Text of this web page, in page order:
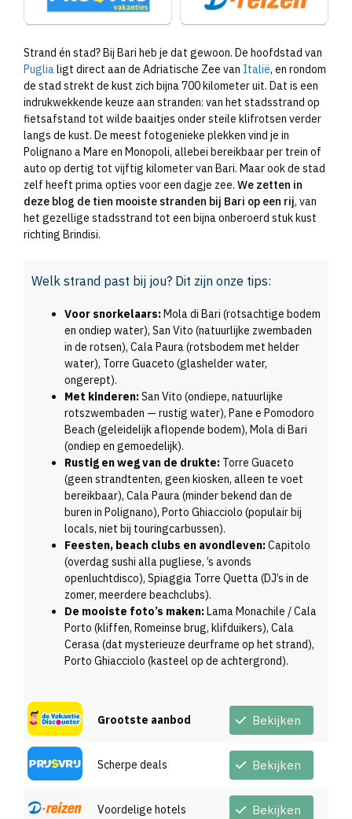
Strand én stad? Bij Bari heb je dat gewoon. De hoofdstad van
Puglialigt direct aan de Adriatische Zee van Italië, en rondom
de stad strekt de kust zich bijna 700 kilometer uit. Dat is een
indrukwekkende keuze aan stranden: van het stadsstrand op
fietsafstand tot wilde baaitjes onder steile klifrotsen verder
langs de kust. De meest fotogenieke plekken vind je in
Polignano a Mare en Monopoli, allebei bereikbaar per trein of
auto op dertig tot vijftig kilometer van Bari. Maar ook de stad
zelf heeft prima opties voor een dagje zee. We zetten in
deze blog de tien mooiste stranden bij Bari op een rij, van
het gezellige stadsstrand tot een bijna onberoerd stuk kust
richting Brindisi.
Welk strand past bij jou? Dit zijn onze tips:
Voor snorkelaars: Mola di Bari (rotsachtige bodem
en ondiep water), San Vito (natuurlijke zwembaden
in de rotsen), Cala Paura (rotsbodem met helder
water), Torre Guaceto (glashelder water,
ongerept).
Met kinderen:San Vito (ondiepe, natuurlijke
rotszwembaden — rustig water), Pane e Pomodoro
Beach (geleidelijk aflopende bodem), Mola di Bari
(ondiep en gemoedelijk).
Rustig en weg van de drukte: Torre Guaceto
(geen strandtenten, geen kiosken, alleen te voet
bereikbaar), Cala Paura (minder bekend dan de
buren in Polignano), Porto Ghiacciolo (populair bij
locals, niet bij touringcarbussen).
Feesten, beach clubs en avondleven:Capitolo
(overdag sushi alla pugliese, ’s avonds
openluchtdisco), Spiaggia Torre Quetta (DJ’s in de
zomer, meerdere beachclubs).
De mooiste foto’s maken: Lama Monachile / Cala
Porto (kliffen, Romeinse brug, klifduikers), Cala
Cerasa (dat mysterieuze deurframe op het strand),
Porto Ghiacciolo (kasteel op de achtergrond).
Grootste aanbod Bekijken
Scherpe deals Bekijken
Voordelige hotels Bekijken